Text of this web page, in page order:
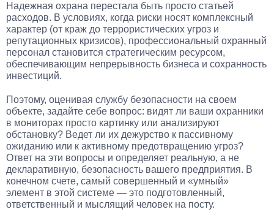
Надежная охрана перестала быть просто статьей
расходов. В условиях, когда риски носят комплексный
характер (от краж до террористических угроз и
репутационных кризисов), профессиональный охранный
персонал становится стратегическим ресурсом,
обеспечивающим непрерывность бизнеса и сохранность
инвестиций.
Поэтому, оценивая службу безопасности на своем
объекте, задайте себе вопрос: видят ли ваши охранники
в мониторах просто картинку или анализируют
обстановку? Ведет ли их дежурство к пассивному
ожиданию или к активному предотвращению угроз?
Ответ на эти вопросы и определяет реальную, а не
декларативную, безопасность вашего предприятия. В
конечном счете, самый совершенный и «умный»
элемент в этой системе — это подготовленный,
ответственный и мыслящий человек на посту.